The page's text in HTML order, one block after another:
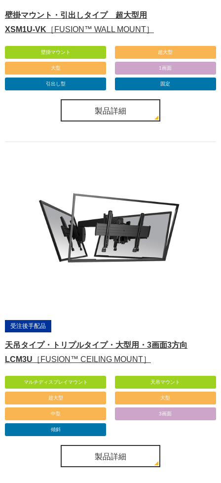
壁掛マウント・引出しタイプ 超大型用
XSM1U-VK ［FUSION™ WALL MOUNT］
壁掛マウント 超大型
大型 1画面
引出し型 固定
製品詳細
受注後手配品
天吊タイプ・トリプルタイプ・大型用・3画面3方向
LCM3U ［FUSION™ CEILING MOUNT］
マルチディスプレイマウント 天吊マウント
超大型 大型
中型 3画面
傾斜
製品詳細